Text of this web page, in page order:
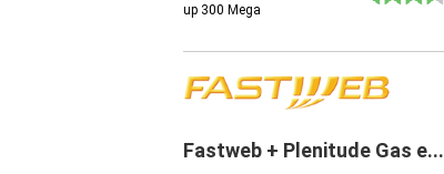
up 300 Mega
Fastweb + Plenitude Gas e...